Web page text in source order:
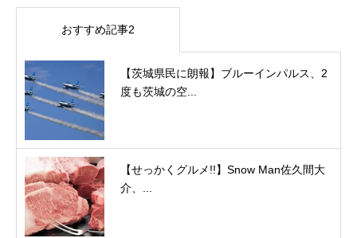
おすすめ記事2
【茨城県民に朗報】ブルーインパルス、2
度も茨城の空...
【せっかくグルメ!!】Snow Man佐久間大
介、...